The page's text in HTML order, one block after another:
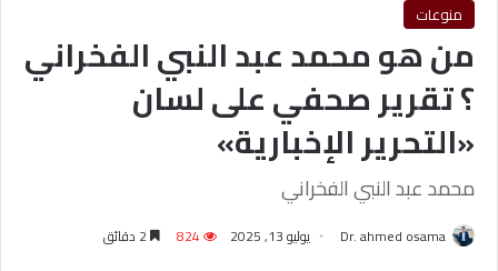
منوعات
من هو محمد عبد النبي الفخراني
؟ تقرير صحفي على لسان
«التحرير الإخبارية»
محمد عبد النبي الفخراني
Dr. ahmed osama يوليو 13, 2025 824